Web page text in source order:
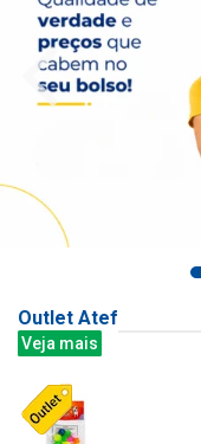
Outlet Atef
Veja mais